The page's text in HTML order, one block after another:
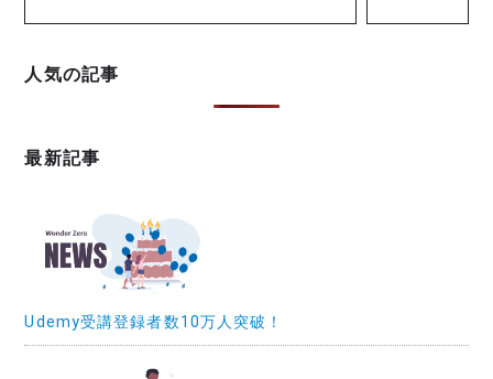
人気の記事
最新記事
Udemy受講登録者数10万人突破！